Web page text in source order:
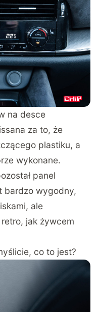
na desce
za to, że
plastiku, a
wykonane.
panel
bardzo wygodny,
ale
jak żywcem
co to jest?